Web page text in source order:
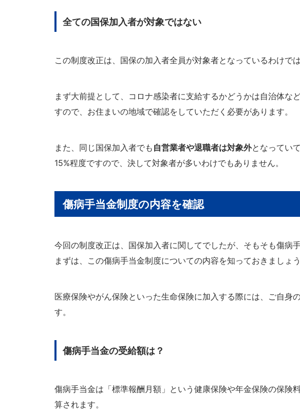
全ての国保加入者が対象ではない
この制度改正は、国保の加入者全員が対象者となっているわけでは
まず大前提として、コロナ感染者に支給するかどうかは自治体な
すので、お住まいの地域で確認をしていただく必要があります。
また、同じ国保加入者でも 自営業者や退職者は対象外となってい
15%程度ですので、決して対象者が多いわけでもありません。
傷病手当金制度の内容を確認
今回の制度改正は、国保加入者に関してでしたが、そもそも傷病
まずは、この傷病手当金制度についての内容を知っておきましょう
医療保険やがん保険といった生命保険に加入する際には、ご自身
す。
傷病手当金の受給額は？
傷病手当金は「標準報酬月額」という健康保険や年金保険の保
算されます。